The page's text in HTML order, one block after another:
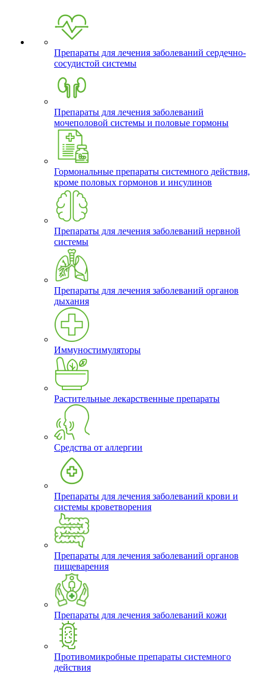
Препараты для лечения заболеваний сердечно-
сосудистой системы
Препараты для лечения заболеваний
мочеполовой системы и половые гормоны
Гормональные препараты системного действия,
кроме половых гормонов и инсулинов
Препараты для лечения заболеваний нервной
системы
Препараты для лечения заболеваний органов
дыхания
Иммуностимуляторы
Растительные лекарственные препараты
Средства от аллергии
Препараты для лечения заболеваний крови и
системы кроветворения
Препараты для лечения заболеваний органов
пищеварения
Препараты для лечения заболеваний кожи
Противомикробные препараты системного
действия